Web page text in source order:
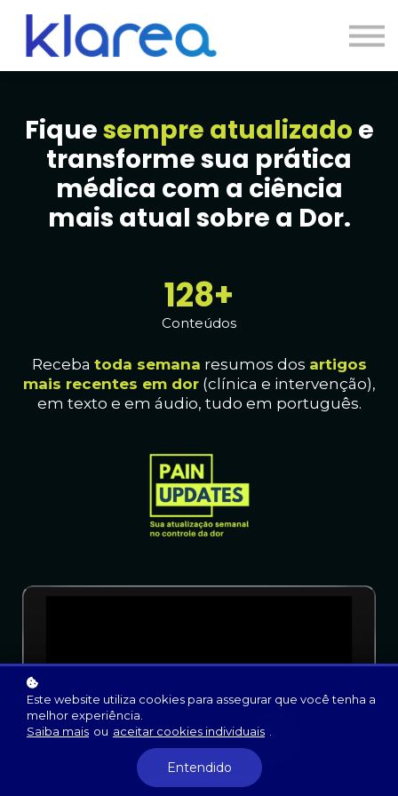
Contato
Cursos
Entrar
Fiquesempre atualizado e
transforme sua prática
médica com a ciência
mais atual sobre a Dor.
130+
Conteúdos
Receba toda semana resumos dos artigos
mais recentes em dor(clínica e intervenção),
em texto e em áudio, tudo em português.
Este website utiliza cookies para assegurar que você tenha a
melhor experiência.
Saiba mais ou aceitar cookies individuais
Entendido